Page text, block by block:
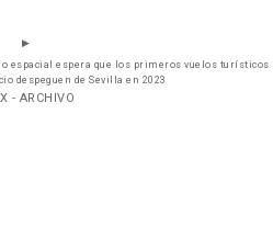
espacial espera que los primeros vuelos turísticos
despeguen de Sevilla en 2023
- ARCHIVO